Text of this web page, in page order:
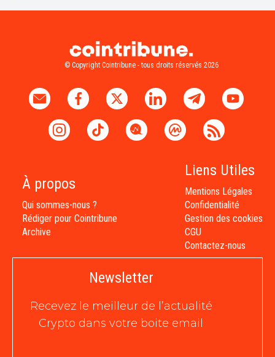
© Copyright Cointribune - tous droits réservés 2026
À propos
Qui sommes-nous ?
Rédiger pour Cointribune
Archive
Liens Utiles
Mentions Légales
Confidentialité
Gestion des cookies
CGU
Contactez-nous
Newsletter
Recevez le meilleur de l’actualité
Crypto dans votre boite email